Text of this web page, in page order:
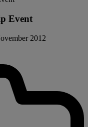
Event
2012